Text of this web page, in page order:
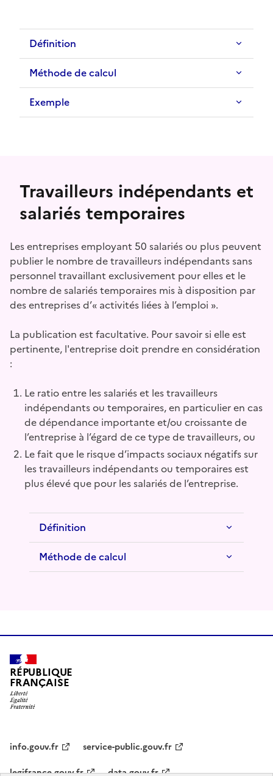
Définition
Méthode de calcul
Exemple
Travailleurs indépendants et
salariés temporaires
Les entreprises employant 50 salariés ou plus peuvent
publier le nombre de travailleurs indépendants sans
personnel travaillant exclusivement pour elles et le
nombre de salariés temporaires mis à disposition par
des entreprises d’« activités liées à l’emploi ».
La publication est facultative. Pour savoir si elle est
pertinente, l'entreprise doit prendre en considération
:
Le ratio entre les salariés et les travailleurs
indépendants ou temporaires, en particulier en cas
de dépendance importante et/ou croissante de
l’entreprise à l’égard de ce type de travailleurs, ou
Le fait que le risque d’impacts sociaux négatifs sur
les travailleurs indépendants ou temporaires est
plus élevé que pour les salariés de l’entreprise.
Définition
Méthode de calcul
RÉPUBLIQUE
FRANÇAISE
info.gouv.fr
service-public.gouv.fr
legifrance.gouv.fr
data.gouv.fr